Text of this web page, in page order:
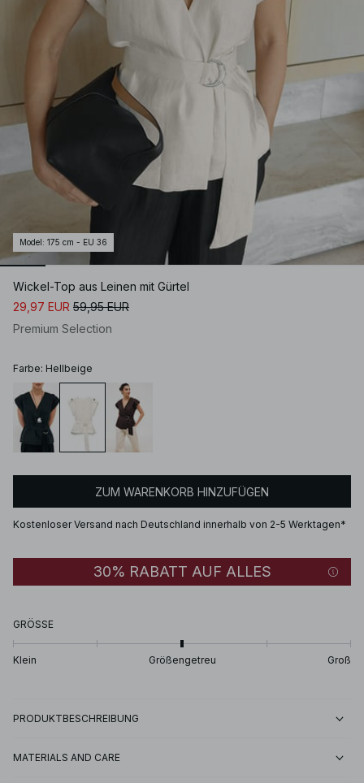
Model : 175 cm - EU 36
Wickel-Top aus Leinen mit Gürtel
29,97 EUR 59,95 EUR
Premium Selection
Farbe: Hellbeige
ZUM WARENKORB HINZUFÜGEN
Kostenloser Versand nach Deutschland innerhalb von 2-5 Werktagen*
30% RABATT AUF ALLES
GRÖSSE
Klein Größengetreu Groß
PRODUKTBESCHREIBUNG
MATERIALS AND CARE